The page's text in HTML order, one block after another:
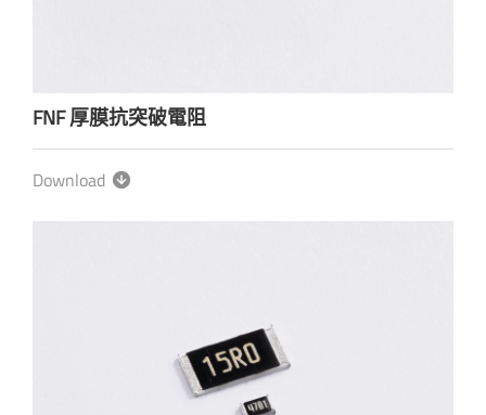
FNF 厚膜抗突破電阻
Download